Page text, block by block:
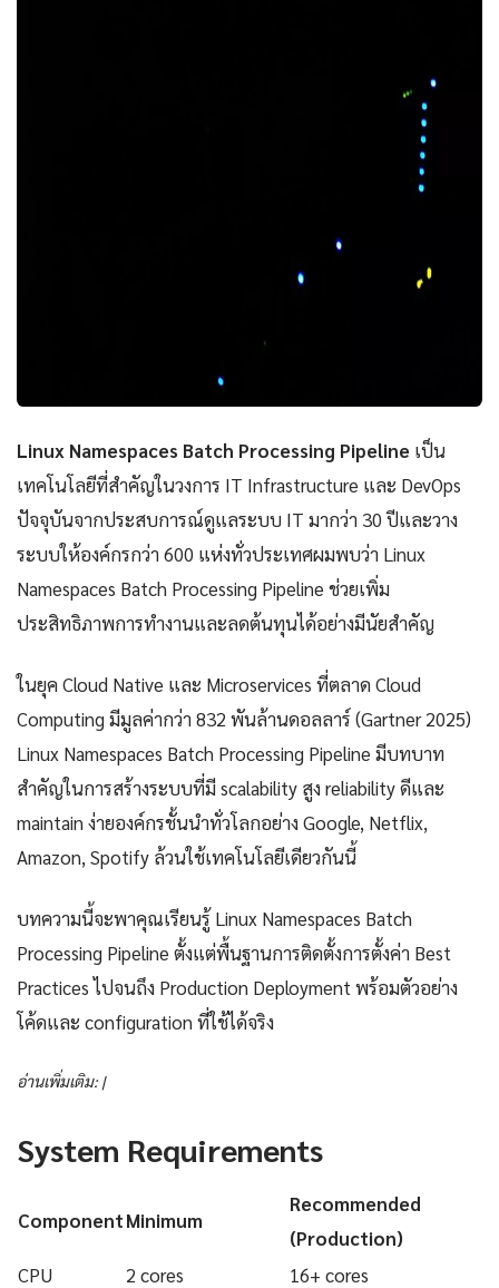
Linux Namespaces Batch Processing Pipeline เป็น
เทคโนโลยีที่สำคัญในวงการ IT Infrastructure และ DevOps
ปัจจุบันจากประสบการณ์ดูแลระบบ IT มากว่า 30 ปีและวาง
ระบบให้องค์กรกว่า 600 แห่งทั่วประเทศผมพบว่า Linux
Namespaces Batch Processing Pipeline ช่วยเพิ่ม
ประสิทธิภาพการทำงานและลดต้นทุนได้อย่างมีนัยสำคัญ
ในยุค Cloud Native และ Microservices ที่ตลาด Cloud
Computing มีมูลค่ากว่า 832 พันล้านดอลลาร์ (Gartner 2025)
Linux Namespaces Batch Processing Pipeline มีบทบาท
สำคัญในการสร้างระบบที่มี scalability สูง reliability ดีและ
maintain ง่ายองค์กรชั้นนำทั่วโลกอย่าง Google, Netflix,
Amazon, Spotify ล้วนใช้เทคโนโลยีเดียวกันนี้
บทความนี้จะพาคุณเรียนรู้ Linux Namespaces Batch
Processing Pipeline ตั้งแต่พื้นฐานการติดตั้งการตั้งค่า Best
Practices ไปจนถึง Production Deployment พร้อมตัวอย่าง
โค้ดและ configuration ที่ใช้ได้จริง
อ่านเพิ่มเติม: |
System Requirements
ComponentMinimum
Recommended
(Production)
CPU
2 cores 16+ cores